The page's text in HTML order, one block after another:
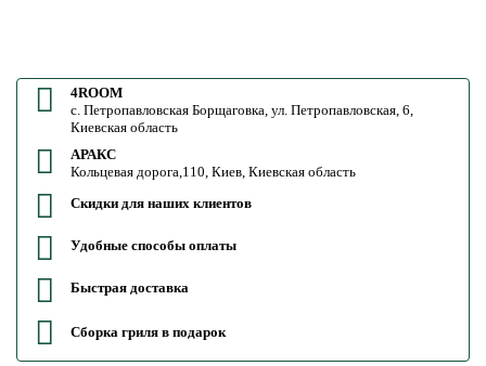
4ROOM
с. Петропавловская Борщаговка, ул. Петропавловская, 6,
Киевская область
АРАКС
Кольцевая дорога,110, Киев, Киевская область
Скидки для наших клиентов
Удобные способы оплаты
Быстрая доставка
Сборка гриля в подарок